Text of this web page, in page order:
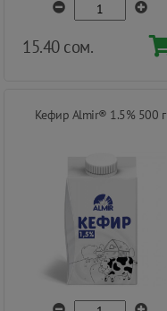
15.40 сом.
Кефир Almir® 1.5% 500 г